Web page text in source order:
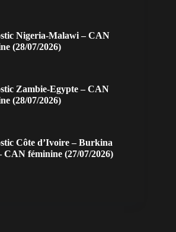
Nigeria-Malawi – CAN
(28/07/2026)
Zambie-Egypte – CAN
(28/07/2026)
Côte d’Ivoire – Burkina
CAN féminine (27/07/2026)